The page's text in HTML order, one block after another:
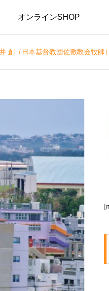
オンラインSHOP
（日本基督教団佐敷教会牧師）